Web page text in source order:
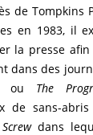
de Tompkins
en 1983, il
la presse
dans des
The
de sans-
Screwdans